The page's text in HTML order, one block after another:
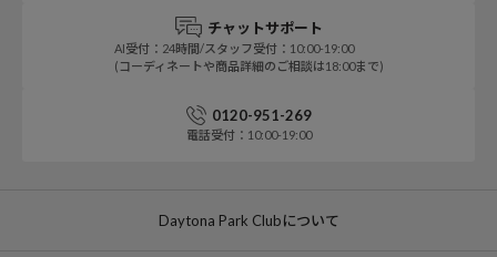
チャットサポート
AI受付：24時間/スタッフ受付：10:00-19:00
(コーディネートや商品詳細のご相談は18:00まで)
0120-951-269
電話受付：10:00-19:00
Daytona Park Clubについて